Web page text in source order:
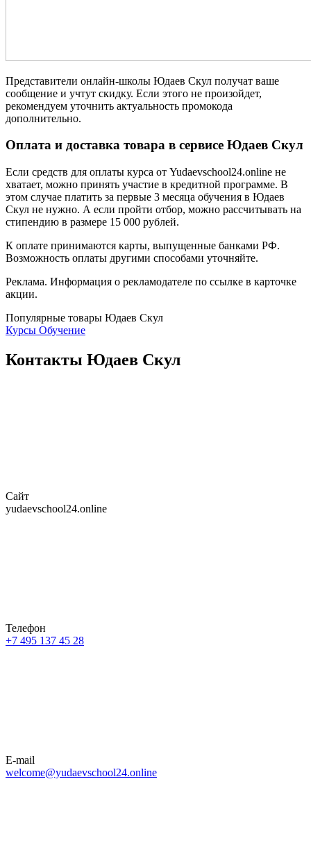
Представители онлайн-школы Юдаев Скул получат ваше
сообщение и учтут скидку. Если этого не произойдет,
рекомендуем уточнить актуальность промокода
дополнительно.
Оплата и доставка товара в сервисе Юдаев Скул
Если средств для оплаты курса от Yudaevschool24.online не
хватает, можно принять участие в кредитной программе. В
этом случае платить за первые 3 месяца обучения в Юдаев
Скул не нужно. А если пройти отбор, можно рассчитывать на
стипендию в размере 15 000 рублей.
К оплате принимаются карты, выпущенные банками РФ.
Возможность оплаты другими способами уточняйте.
Реклама. Информация о рекламодателе по ссылке в карточке
акции.
Популярные товары Юдаев Скул
Курсы Обучение
Контакты Юдаев Скул
Сайт
yudaevschool24.online
Телефон
+7 495 137 45 28
E-mail
welcome@yudaevschool24.online